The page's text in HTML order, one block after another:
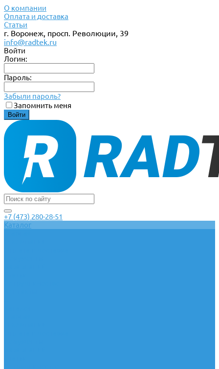
О компании
Оплата и доставка
Статьи
г. Воронеж, просп. Революции, 39
info@radtek.ru
Войти
Логин:
Пароль:
Забыли пароль?
Запомнить меня
+7 (473) 280-28-51
Каталог